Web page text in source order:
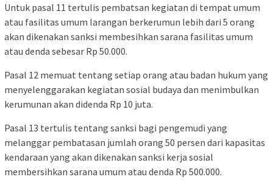
Untuk pasal 11 tertulis pembatsan kegiatan di tempat umum
atau fasilitas umum larangan berkerumun lebih dari 5 orang
akan dikenakan sanksi membesihkan sarana fasilitas umum
atau denda sebesar Rp 50.000.
Pasal 12 memuat tentang setiap orang atau badan hukum yang
menyelenggarakan kegiatan sosial budaya dan menimbulkan
kerumunan akan didenda Rp 10 juta.
Pasal 13 tertulis tentang sanksi bagi pengemudi yang
melanggar pembatasan jumlah orang 50 persen dari kapasitas
kendaraan yang akan dikenakan sanksi kerja sosial
membersihkan sarana umum atau denda Rp 500.000.